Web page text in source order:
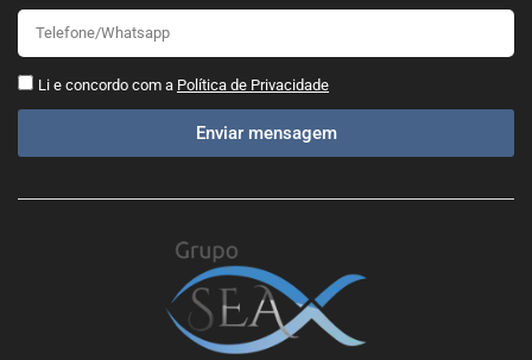
Li e concordo com a Política de Privacidade
Enviar mensagem